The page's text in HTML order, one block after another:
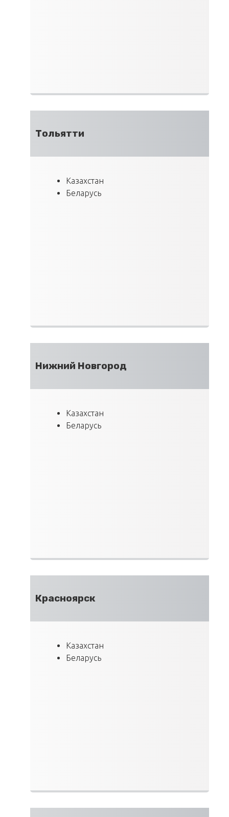
Тольятти
Казахстан
Беларусь
Нижний Новгород
Казахстан
Беларусь
Красноярск
Казахстан
Беларусь